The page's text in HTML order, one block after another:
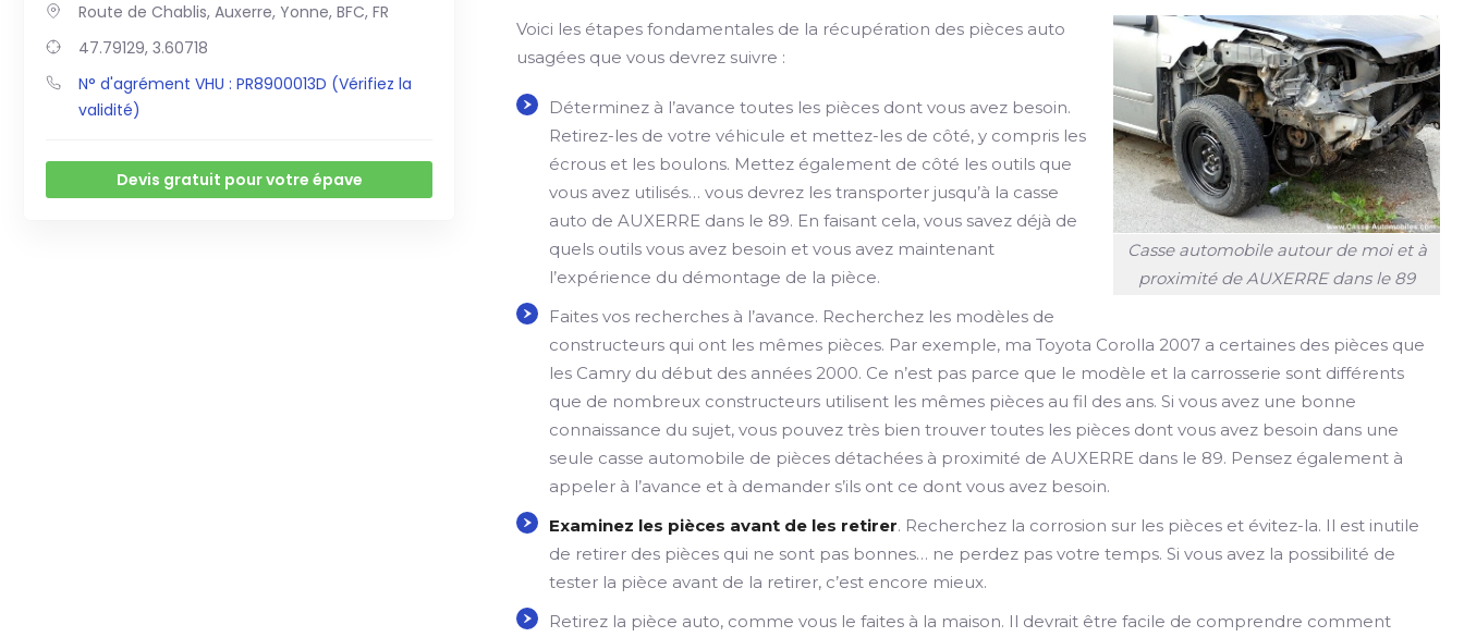
Route de Chablis, Auxerre, Yonne, BFC, FR
47.79129, 3.60718
N° d'agrément VHU : PR8900013D (Vérifiez la
validité)
Devis gratuit pour votre épave
Casse automobile autour de moi et à
proximité de AUXERRE dans le 89
Voici les étapes fondamentales de la récupération des pièces auto
usagées que vous devrez suivre :
Déterminez à l’avance toutes les pièces dont vous avez besoin.
Retirez-les de votre véhicule et mettez-les de côté, y compris les
écrous et les boulons. Mettez également de côté les outils que
vous avez utilisés… vous devrez les transporter jusqu’à la casse
auto de AUXERRE dans le 89. En faisant cela, vous savez déjà de
quels outils vous avez besoin et vous avez maintenant
l’expérience du démontage de la pièce.
Faites vos recherches à l’avance. Recherchez les modèles de
constructeurs qui ont les mêmes pièces. Par exemple, ma Toyota Corolla 2007 a certaines des pièces que
les Camry du début des années 2000. Ce n’est pas parce que le modèle et la carrosserie sont différents
que de nombreux constructeurs utilisent les mêmes pièces au fil des ans. Si vous avez une bonne
connaissance du sujet, vous pouvez très bien trouver toutes les pièces dont vous avez besoin dans une
seule casse automobile de pièces détachées à proximité de AUXERRE dans le 89. Pensez également à
appeler à l’avance et à demander s’ils ont ce dont vous avez besoin.
Examinez les pièces avant de les retirer. Recherchez la corrosion sur les pièces et évitez-la. Il est inutile
de retirer des pièces qui ne sont pas bonnes… ne perdez pas votre temps. Si vous avez la possibilité de
tester la pièce avant de la retirer, c’est encore mieux.
Retirez la pièce auto, comme vous le faites à la maison. Il devrait être facile de comprendre comment